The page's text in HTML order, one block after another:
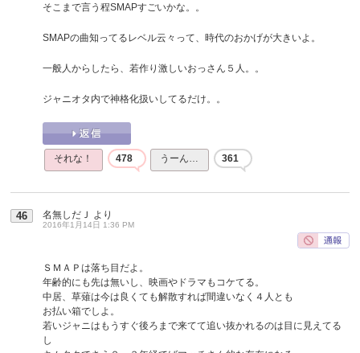
そこまで言う程SMAPすごいかな。。
SMAPの曲知ってるレベル云々って、時代のおかげが大きいよ。
一般人からしたら、若作り激しいおっさん５人。。
ジャニオタ内で神格化扱いしてるだけ。。
それな！ 478 うーん… 361
46 名無しだＪ より
2016年1月14日 1:36 PM
ＳＭＡＰは落ち目だよ。
年齢的にも先は無いし、映画やドラマもコケてる。
中居、草薙は今は良くても解散すれば間違いなく４人とも
お払い箱でしよ。
若いジャニはもうすぐ後ろまで来てて追い抜かれるのは目に見えてる
し